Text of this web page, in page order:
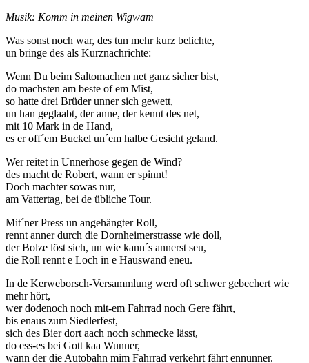
Musik: Komm in meinen Wigwam
Was sonst noch war, des tun mehr kurz belichte,
un bringe des als Kurznachrichte:
Wenn Du beim Saltomachen net ganz sicher bist,
do machsten am beste of em Mist,
so hatte drei Brüder unner sich gewett,
un han geglaabt, der anne, der kennt des net,
mit 10 Mark in de Hand,
es er off´em Buckel un´em halbe Gesicht geland.
Wer reitet in Unnerhose gegen de Wind?
des macht de Robert, wann er spinnt!
Doch machter sowas nur,
am Vattertag, bei de übliche Tour.
Mit´ner Press un angehängter Roll,
rennt anner durch die Dornheimerstrasse wie doll,
der Bolze löst sich, un wie kann´s annerst seu,
die Roll rennt e Loch in e Hauswand eneu.
In de Kerweborsch-Versammlung werd oft schwer gebechert wie
mehr hört,
wer dodenoch noch mit-em Fahrrad noch Gere fährt,
bis enaus zum Siedlerfest,
sich des Bier dort aach noch schmecke lässt,
do ess-es bei Gott kaa Wunner,
wann der die Autobahn mim Fahrrad verkehrt fährt ennunner.